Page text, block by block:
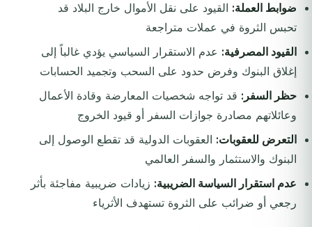
ضوابط العملة: القيود على نقل الأموال خارج البلاد قد
تحبس الثروة في عملات متراجعة
القيود المصرفية: عدم الاستقرار السياسي يؤدي غالباً إلى
إغلاق البنوك وفرض حدود على السحب وتجميد الحسابات
حظر السفر: قد تواجه شخصيات المعارضة وقادة الأعمال
وعائلاتهم مصادرة جوازات السفر أو قيود الخروج
التعرض للعقوبات: العقوبات الدولية قد تقطع الوصول إلى
البنوك والاستثمار والسفر العالمي
عدم استقرار السياسة الضريبية: زيادات ضريبية مفاجئة بأثر
رجعي أو ضرائب على الثروة تستهدف الأثرياء